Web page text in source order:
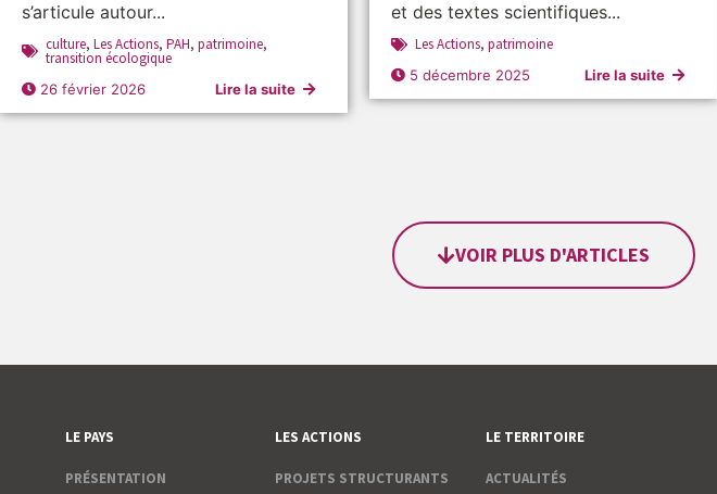
s’articule autour...
culture, Les Actions, PAH, patrimoine,
transition écologique
26 février 2026 Lire la suite
et des textes scientifiques...
Les Actions, patrimoine
5 décembre 2025 Lire la suite
VOIR PLUS D'ARTICLES
LE PAYS
PRÉSENTATION
LES ACTIONS
PROJETS STRUCTURANTS
LE TERRITOIRE
ACTUALITÉS